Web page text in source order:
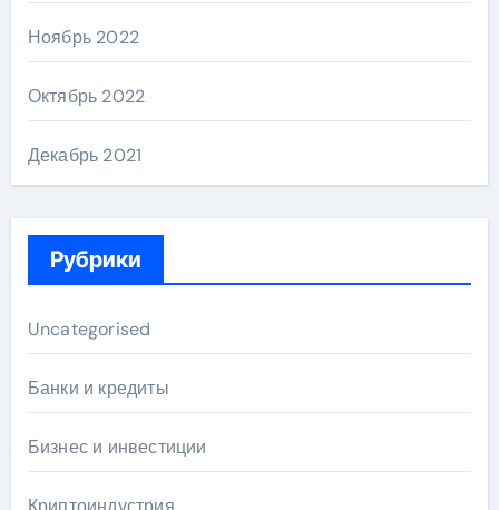
Ноябрь 2022
Октябрь 2022
Декабрь 2021
Рубрики
Uncategorised
Банки и кредиты
Бизнес и инвестиции